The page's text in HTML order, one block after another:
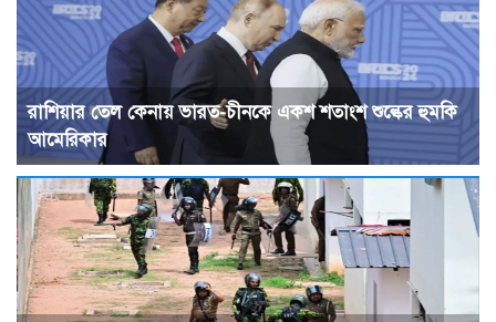
রাশিয়ার তেল কেনায় ভারত-চীনকে একশ শতাংশ শুল্কের হুমকি
আমেরিকার